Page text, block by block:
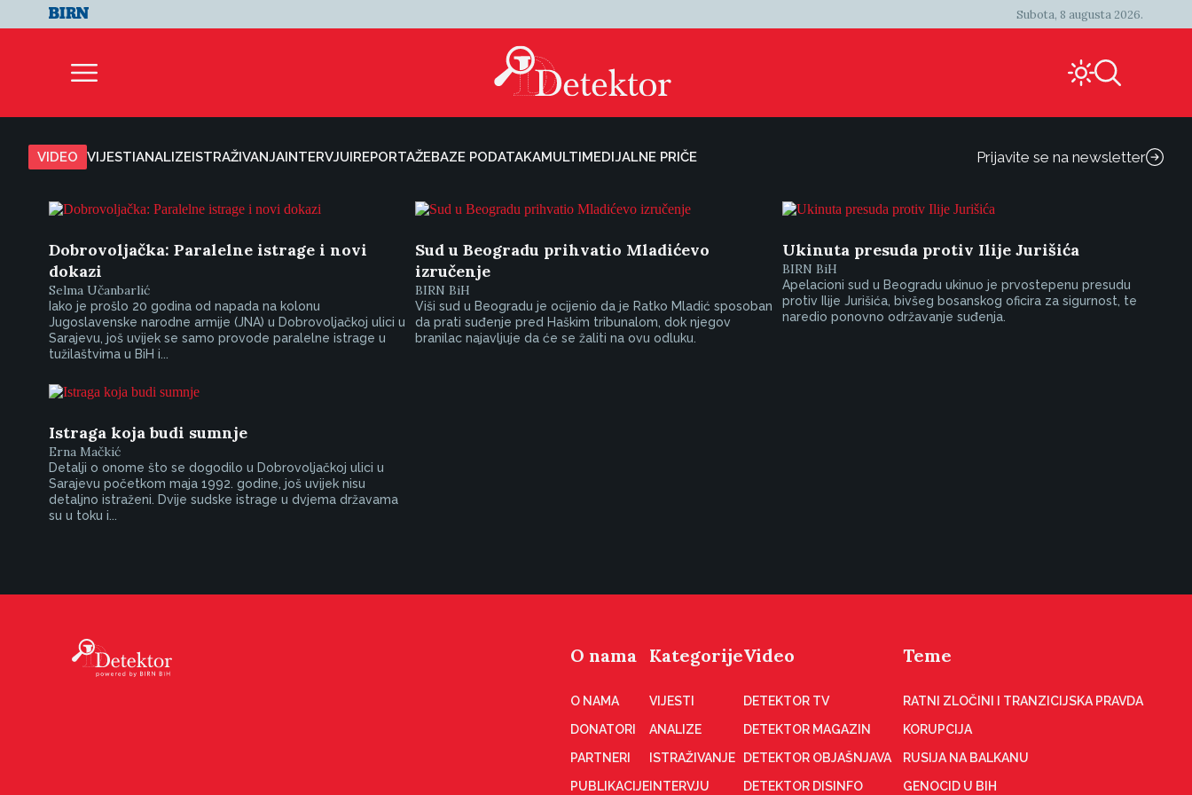
Subota, 8 augusta 2026.
VIDEO VIJESTIANALIZEISTRAŽIVANJAINTERVJUIREPORTAŽEBAZE PODATAKAMULTIMEDIJALNE PRIČE Prijavite se na newsletter
Dobrovoljačka: Paralelne istrage i novi
dokazi
Selma Učanbarlić
Iako je prošlo 20 godina od napada na kolonu
Jugoslavenske narodne armije (JNA) u Dobrovoljačkoj ulici u
Sarajevu, još uvijek se samo provode paralelne istrage u
tužilaštvima u BiH i...
Sud u Beogradu prihvatio Mladićevo
izručenje
BIRN BiH
Viši sud u Beogradu je ocijenio da je Ratko Mladić sposoban
da prati suđenje pred Haškim tribunalom, dok njegov
branilac najavljuje da će se žaliti na ovu odluku.
Ukinuta presuda protiv Ilije Jurišića
BIRN BiH
Apelacioni sud u Beogradu ukinuo je prvostepenu presudu
protiv Ilije Jurišića, bivšeg bosanskog oficira za sigurnost, te
naredio ponovno održavanje suđenja.
Istraga koja budi sumnje
Erna Mačkić
Detalji o onome što se dogodilo u Dobrovoljačkoj ulici u
Sarajevu početkom maja 1992. godine, još uvijek nisu
detaljno istraženi. Dvije sudske istrage u dvjema državama
su u toku i...
O nama
O NAMA
DONATORI
PARTNERI
PUBLIKACIJE
Kategorije
VIJESTI
ANALIZE
ISTRAŽIVANJE
INTERVJU
Video
DETEKTOR TV
DETEKTOR MAGAZIN
DETEKTOR OBJAŠNJAVA
DETEKTOR DISINFO
Teme
RATNI ZLOČINI I TRANZICIJSKA PRAVDA
KORUPCIJA
RUSIJA NA BALKANU
GENOCID U BIH